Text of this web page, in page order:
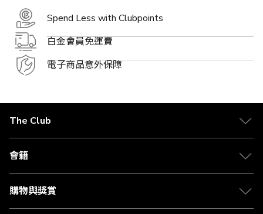
Spend Less with Clubpoints
白金會員免運費
電子商品意外保障
The Club
關於 The Club
合作夥伴
媒體中心
會籍
會籍及專屬禮遇
賺取積分
購物與獎賞
物流與配送